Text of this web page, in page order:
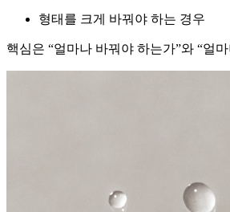
형태를 크게 바꿔야 하는 경우
핵심은 “얼마나 바꿔야 하는가”와 “얼